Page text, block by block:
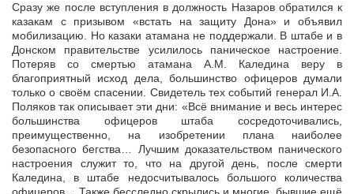
Сразу же после вступления в должность Назаров обратился к
казакам с призывом «встать на защиту Дона» и объявил
мобилизацию. Но казаки атамана не поддержали. В штабе и в
Донском правительстве усилилось паническое настроение.
Потеряв со смертью атамана А.М. Каледина веру в
благоприятный исход дела, большинство офицеров думали
только о своём спасении. Свидетель тех событий генерал И.А.
Поляков так описывает эти дни: «Всё внимание и весь интерес
большинства офицеров штаба сосредоточивались,
преимущественно, на изобретении плана наиболее
безопасного бегства… Лучшим доказательством панического
настроения служит то, что на другой день, после смерти
Каледина, в штабе недосчитывалось большого количества